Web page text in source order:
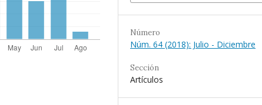
Número
Núm. 64 (2018): Julio - Diciembre
Sección
Artículos